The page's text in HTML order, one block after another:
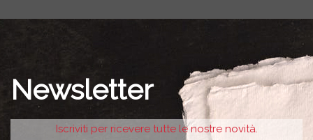
Newsletter
Iscriviti per ricevere tutte le nostre novità.